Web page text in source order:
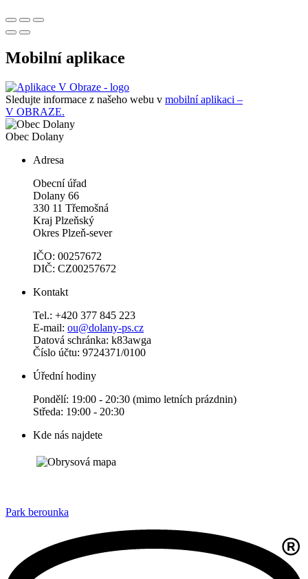
Mobilní aplikace
Sledujte informace z našeho webu v mobilní aplikaci –
V OBRAZE.
Obec Dolany
Adresa
Obecní úřad
Dolany 66
330 11 Třemošná
Kraj Plzeňský
Okres Plzeň-sever
IČO: 00257672
DIČ: CZ00257672
Kontakt
Tel.: +420 377 845 223
E-mail: ou@dolany-ps.cz
Datová schránka: k83awga
Číslo účtu: 9724371/0100
Úřední hodiny
Pondělí: 19:00 - 20:30 (mimo letních prázdnin)
Středa: 19:00 - 20:30
Kde nás najdete
Park berounka